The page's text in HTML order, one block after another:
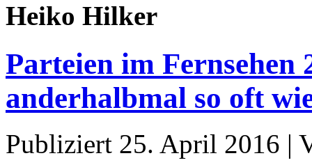
Heiko Hilker
Parteien im
anderhalbmal so oft
Publiziert 25. April 2016 |